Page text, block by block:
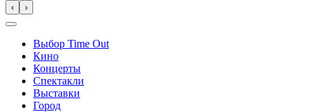
‹ ›
Выбор Time Out
Кино
Концерты
Спектакли
Выставки
Город